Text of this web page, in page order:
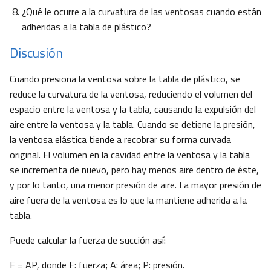
¿Qué le ocurre a la curvatura de las ventosas cuando están
adheridas a la tabla de plástico?
Discusión
Cuando presiona la ventosa sobre la tabla de plástico, se
reduce la curvatura de la ventosa, reduciendo el volumen del
espacio entre la ventosa y la tabla, causando la expulsión del
aire entre la ventosa y la tabla. Cuando se detiene la presión,
la ventosa elástica tiende a recobrar su forma curvada
original. El volumen en la cavidad entre la ventosa y la tabla
se incrementa de nuevo, pero hay menos aire dentro de éste,
y por lo tanto, una menor presión de aire. La mayor presión de
aire fuera de la ventosa es lo que la mantiene adherida a la
tabla.
Puede calcular la fuerza de succión así:
F = AP, donde F: fuerza; A: área; P: presión.